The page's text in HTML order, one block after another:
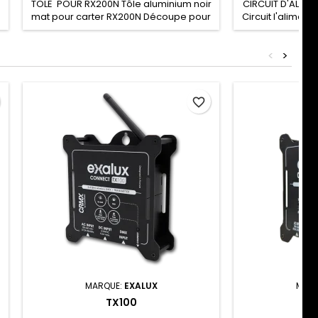
TOLE POUR RX200N Tôle aluminium noir
mat pour carter RX200N Découpe pour
antenne et DC JACK Livrée avec les vis
R SH CODE: -
CIRCUIT
Circuit
des RX200N
>
<
MARQUE: EXALUX
TX100
favorite_border